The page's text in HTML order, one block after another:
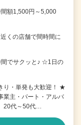
額1,500円～5,000
くの店舗で間時間に
間でサクッと♪ ☆1日の
り・単発も大歓迎！ ★
業主・パート・アルバ
20代～50代…